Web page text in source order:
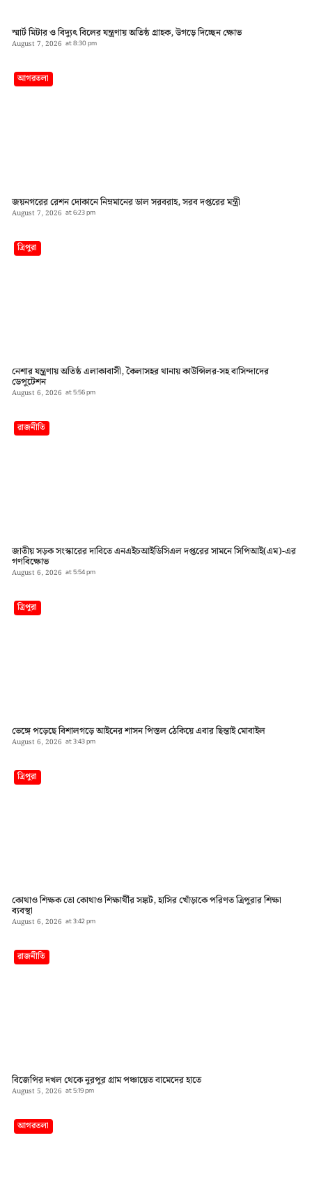
স্মার্ট মিটার ও বিদ্যুৎ বিলের যন্ত্রণায় অতিষ্ঠ গ্রাহক, উগড়ে দিচ্ছেন ক্ষোভ
August 7, 2026 at8:30 pm
আগরতলা
জয়নগরের রেশন দোকানে নিম্নমানের ডাল সরবরাহ, সরব দপ্তরের মন্ত্রী
August 7, 2026 at6:23 pm
ত্রিপুরা
নেশার যন্ত্রণায় অতিষ্ঠ এলাকাবাসী, কৈলাসহর থানায় কাউন্সিলর-সহ বাসিন্দাদের
ডেপুটেশন
August 6, 2026 at5:56 pm
রাজনীতি
জাতীয় সড়ক সংস্কারের দাবিতে এনএইচআইডিসিএল দপ্তরের সামনে সিপিআই(এম)-এর
গণবিক্ষোভ
August 6, 2026 at5:54 pm
ত্রিপুরা
ভেঙ্গে পড়েছে বিশালগড়ে আইনের শাসন পিস্তল ঠেকিয়ে এবার ছিন্তাই মোবাইল
August 6, 2026 at3:43 pm
ত্রিপুরা
কোথাও শিক্ষক তো কোথাও শিক্ষার্থীর সঙ্কট, হাসির খোঁড়াকে পরিণত ত্রিপুরার শিক্ষা
ব্যবস্থা
August 6, 2026 at3:42 pm
রাজনীতি
বিজেপির দখল থেকে নুরপুর গ্রাম পঞ্চায়েত বামেদের হাতে
August 5, 2026 at5:19 pm
আগরতলা